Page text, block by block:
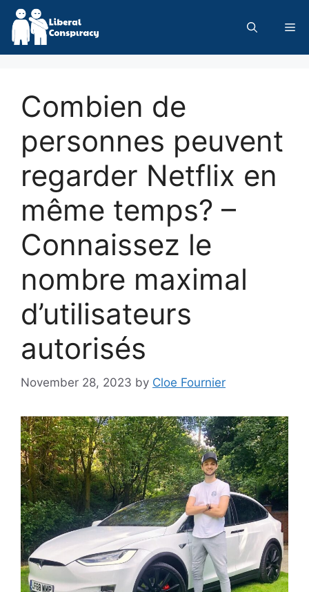
Skip
content
Combien de
personnes peuvent
regarder Netflix en
même temps? –
Connaissez le
nombre maximal
d’utilisateurs
autorisés
November 28, 2023 by Cloe Fournier